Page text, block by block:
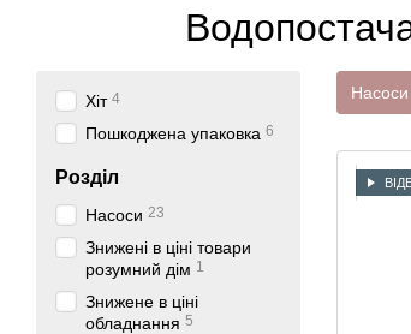
Насоси
Хіт 4
Пошкоджена упаковка 6
Розділ
Насоси 23
Знижені в ціні товари
розумний дім 1
Знижене в ціні
обладнання 5